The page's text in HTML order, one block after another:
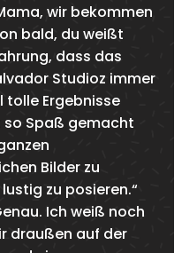
wir bekommen
bald, du weißt
dass das
Studioz immer
tolle Ergebnisse
so Spaß gemacht
Bilder zu
zu posieren.“
Ich weiß noch
draußen auf der